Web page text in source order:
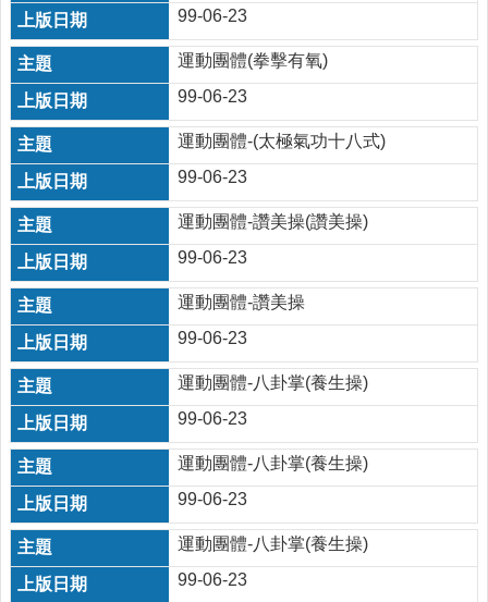
查
詢
網
站
連
結
相
關
連
結
健
運
動
飲
食
專
區
公
益
勸
募
條
99-06-23
運動團體(拳擊有氧)
99-06-23
運動團體-(太極氣功十八式)
99-06-23
運動團體-讚美操(讚美操)
99-06-23
運動團體-讚美操
99-06-23
運動團體-八卦掌(養生操)
99-06-23
運動團體-八卦掌(養生操)
99-06-23
運動團體-八卦掌(養生操)
99-06-23